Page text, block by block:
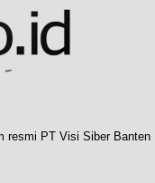
resmi PT Visi Siber Banten